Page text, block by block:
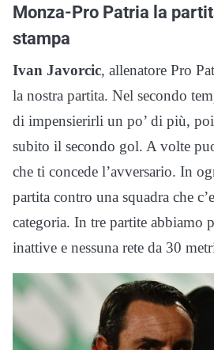
Monza-Pro Patria la
stampa
Ivan Javorcic, allenatore Pro
la nostra partita. Nel secondo
di impensierirli un po’ di più,
subito il secondo gol. A volte
che ti concede l’avversario. In
partita contro una squadra che
categoria. In tre partite abbiamo
inattive e nessuna rete da 30